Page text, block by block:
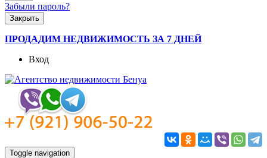
Забыли пароль?
Закрыть
ПРОДАДИМ НЕДВИЖИМОСТЬ ЗА 7 ДНЕЙ
Вход
Toggle navigation